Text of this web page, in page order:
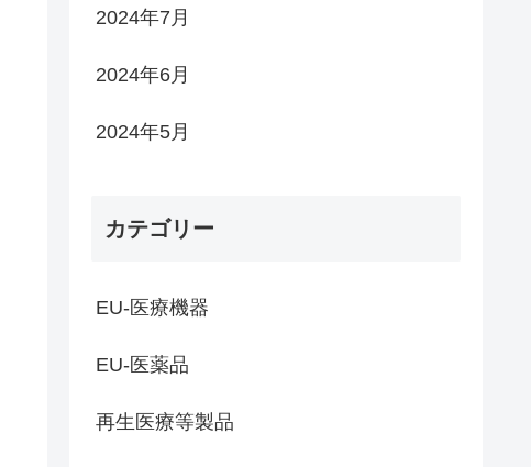
2024年7月
2024年6月
2024年5月
カテゴリー
EU-医療機器
EU-医薬品
再生医療等製品